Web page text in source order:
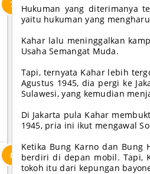
Hukuman yang diterimanya
yaitu hukuman yang
Kahar lalu meninggalkan
Usaha Semangat Muda.
Tapi, ternyata Kahar lebih
Agustus 1945, dia pergi ke
Sulawesi, yang kemudian
Di Jakarta pula Kahar
1945, pria ini ikut mengawal
Ketika Bung Karno dan
berdiri di depan mobil. Tapi,
tokoh itu dari kepungan